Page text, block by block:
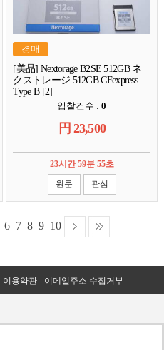
경매
[美品] Nextorage B2SE 512GB ネ
クストレージ 512GB CFexpress
Type B [2]
입찰건수 :0
円23,500
23시간 59분 54초
원문
관심
6 7 8 9 10
이용약관 이메일주소 수집거부